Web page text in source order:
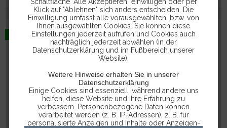
Klick auf "Ablehnen" sich anders entscheiden. Die
Einwilligung umfasst alle vorausgewählten, bzw. von
Ihnen ausgewählten Cookies. Sie können diese
Einstellungen jederzeit aufrufen und Cookies auch
nachträglich jederzeit abwählen (in der
Datenschutzerklärung und im Fußbereich unserer
Website).
Weitere Hinweise erhalten Sie in unserer
Datenschutzerklärung
Einige Cookies sind essenziell, während andere uns
helfen, diese Website und Ihre Erfahrung zu
verbessern. Personenbezogene Daten können
verarbeitet werden (z. B. IP-Adressen), z. B. für
personalisierte Anzeigen und Inhalte oder Anzeigen-